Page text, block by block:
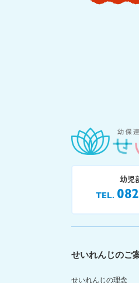
幼児
TEL
せいれんじのご
せいれんじの理念